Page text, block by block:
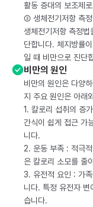
활동 증대의 보조제
② 생체전기저항 측
생체전기저항 측정
단합니다. 체지방률
일 때 비만으로 진단
비만의 원인
비만의 원인은 다양
지 주요 원인은 아래
1. 칼로리 섭취의 증
간식이 쉽게 접근 가
니다.
2. 운동 부족 : 적극
은 칼로리 소모를 줄
3. 유전적 요인 : 가
니다. 특정 유전자 변
습니다.